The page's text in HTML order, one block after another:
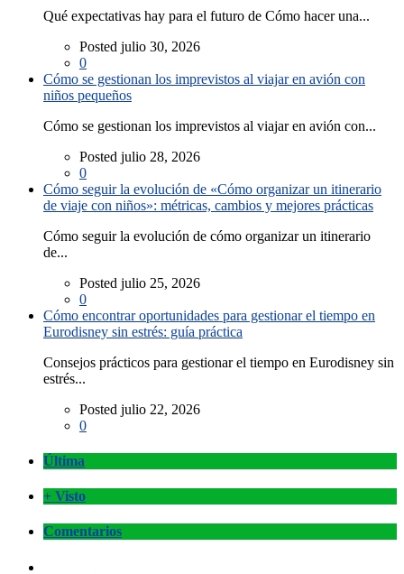
Qué expectativas hay para el futuro de Cómo hacer una...
Posted julio 30, 2026
0
Cómo se gestionan los imprevistos al viajar en avión con
niños pequeños
Cómo se gestionan los imprevistos al viajar en avión con...
Posted julio 28, 2026
0
Cómo seguir la evolución de «Cómo organizar un itinerario
de viaje con niños»: métricas, cambios y mejores prácticas
Cómo seguir la evolución de cómo organizar un itinerario
de...
Posted julio 25, 2026
0
Cómo encontrar oportunidades para gestionar el tiempo en
Eurodisney sin estrés: guía práctica
Consejos prácticos para gestionar el tiempo en Eurodisney sin
estrés...
Posted julio 22, 2026
0
Última
+ Visto
Comentarios